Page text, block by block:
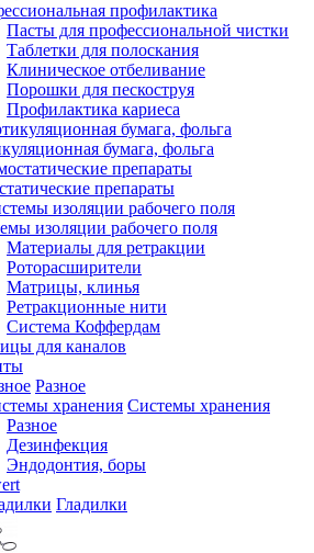
профилактика
Пасты для профессиональной чистки
Таблетки для полоскания
Клиническое отбеливание
Порошки для пескоструя
Профилактика кариеса
бумага, фольга
препараты
изоляции рабочего поля
Материалы для ретракции
Роторасширители
Матрицы, клинья
Ретракционные нити
Система Коффердам
для каналов
Разное
Системы хранения
Разное
Дезинфекция
Эндодонтия, боры
Гладилки